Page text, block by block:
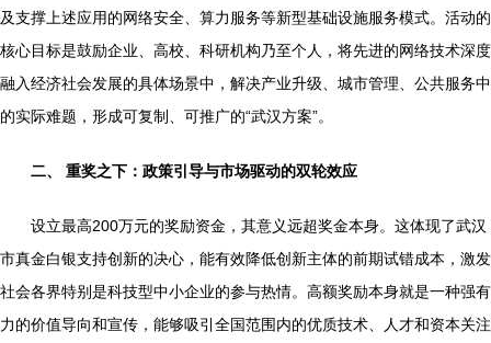
及支撑上述应用的网络安全、算力服务等新型基础设施服务模式。活动的
核心目标是鼓励企业、高校、科研机构乃至个人，将先进的网络技术深度
融入经济社会发展的具体场景中，解决产业升级、城市管理、公共服务中
的实际难题，形成可复制、可推广的“武汉方案”。
二、 重奖之下：政策引导与市场驱动的双轮效应
设立最高200万元的奖励资金，其意义远超奖金本身。这体现了武汉
市真金白银支持创新的决心，能有效降低创新主体的前期试错成本，激发
社会各界特别是科技型中小企业的参与热情。高额奖励本身就是一种强有
力的价值导向和宣传，能够吸引全国范围内的优质技术、人才和资本关注